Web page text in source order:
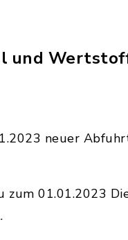
und
neuer
zum 01.01.2023